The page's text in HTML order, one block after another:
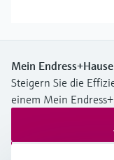
Mein
Steigern Sie die
einem Mein